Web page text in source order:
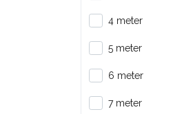
4 meter
5 meter
6 meter
7 meter